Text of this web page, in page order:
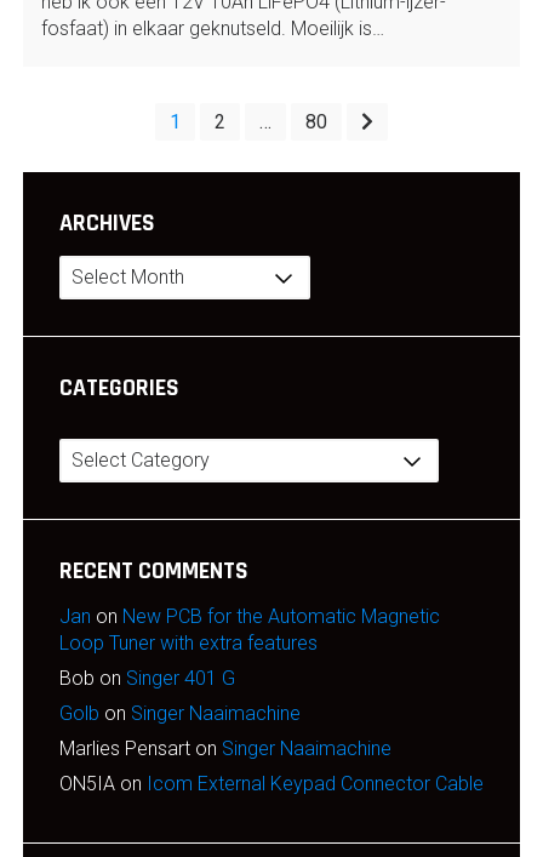
fosfaat) in elkaar geknutseld. Moeilijk is…
pagination
1 2 … 80
ARCHIVES
Archives
CATEGORIES
Categories
RECENT COMMENTS
Jan on New PCB for the Automatic Magnetic
Loop Tuner with extra features
Bob on Singer 401 G
Golb on Singer Naaimachine
Marlies Pensarton Singer Naaimachine
ON5IAon Icom External Keypad Connector Cable